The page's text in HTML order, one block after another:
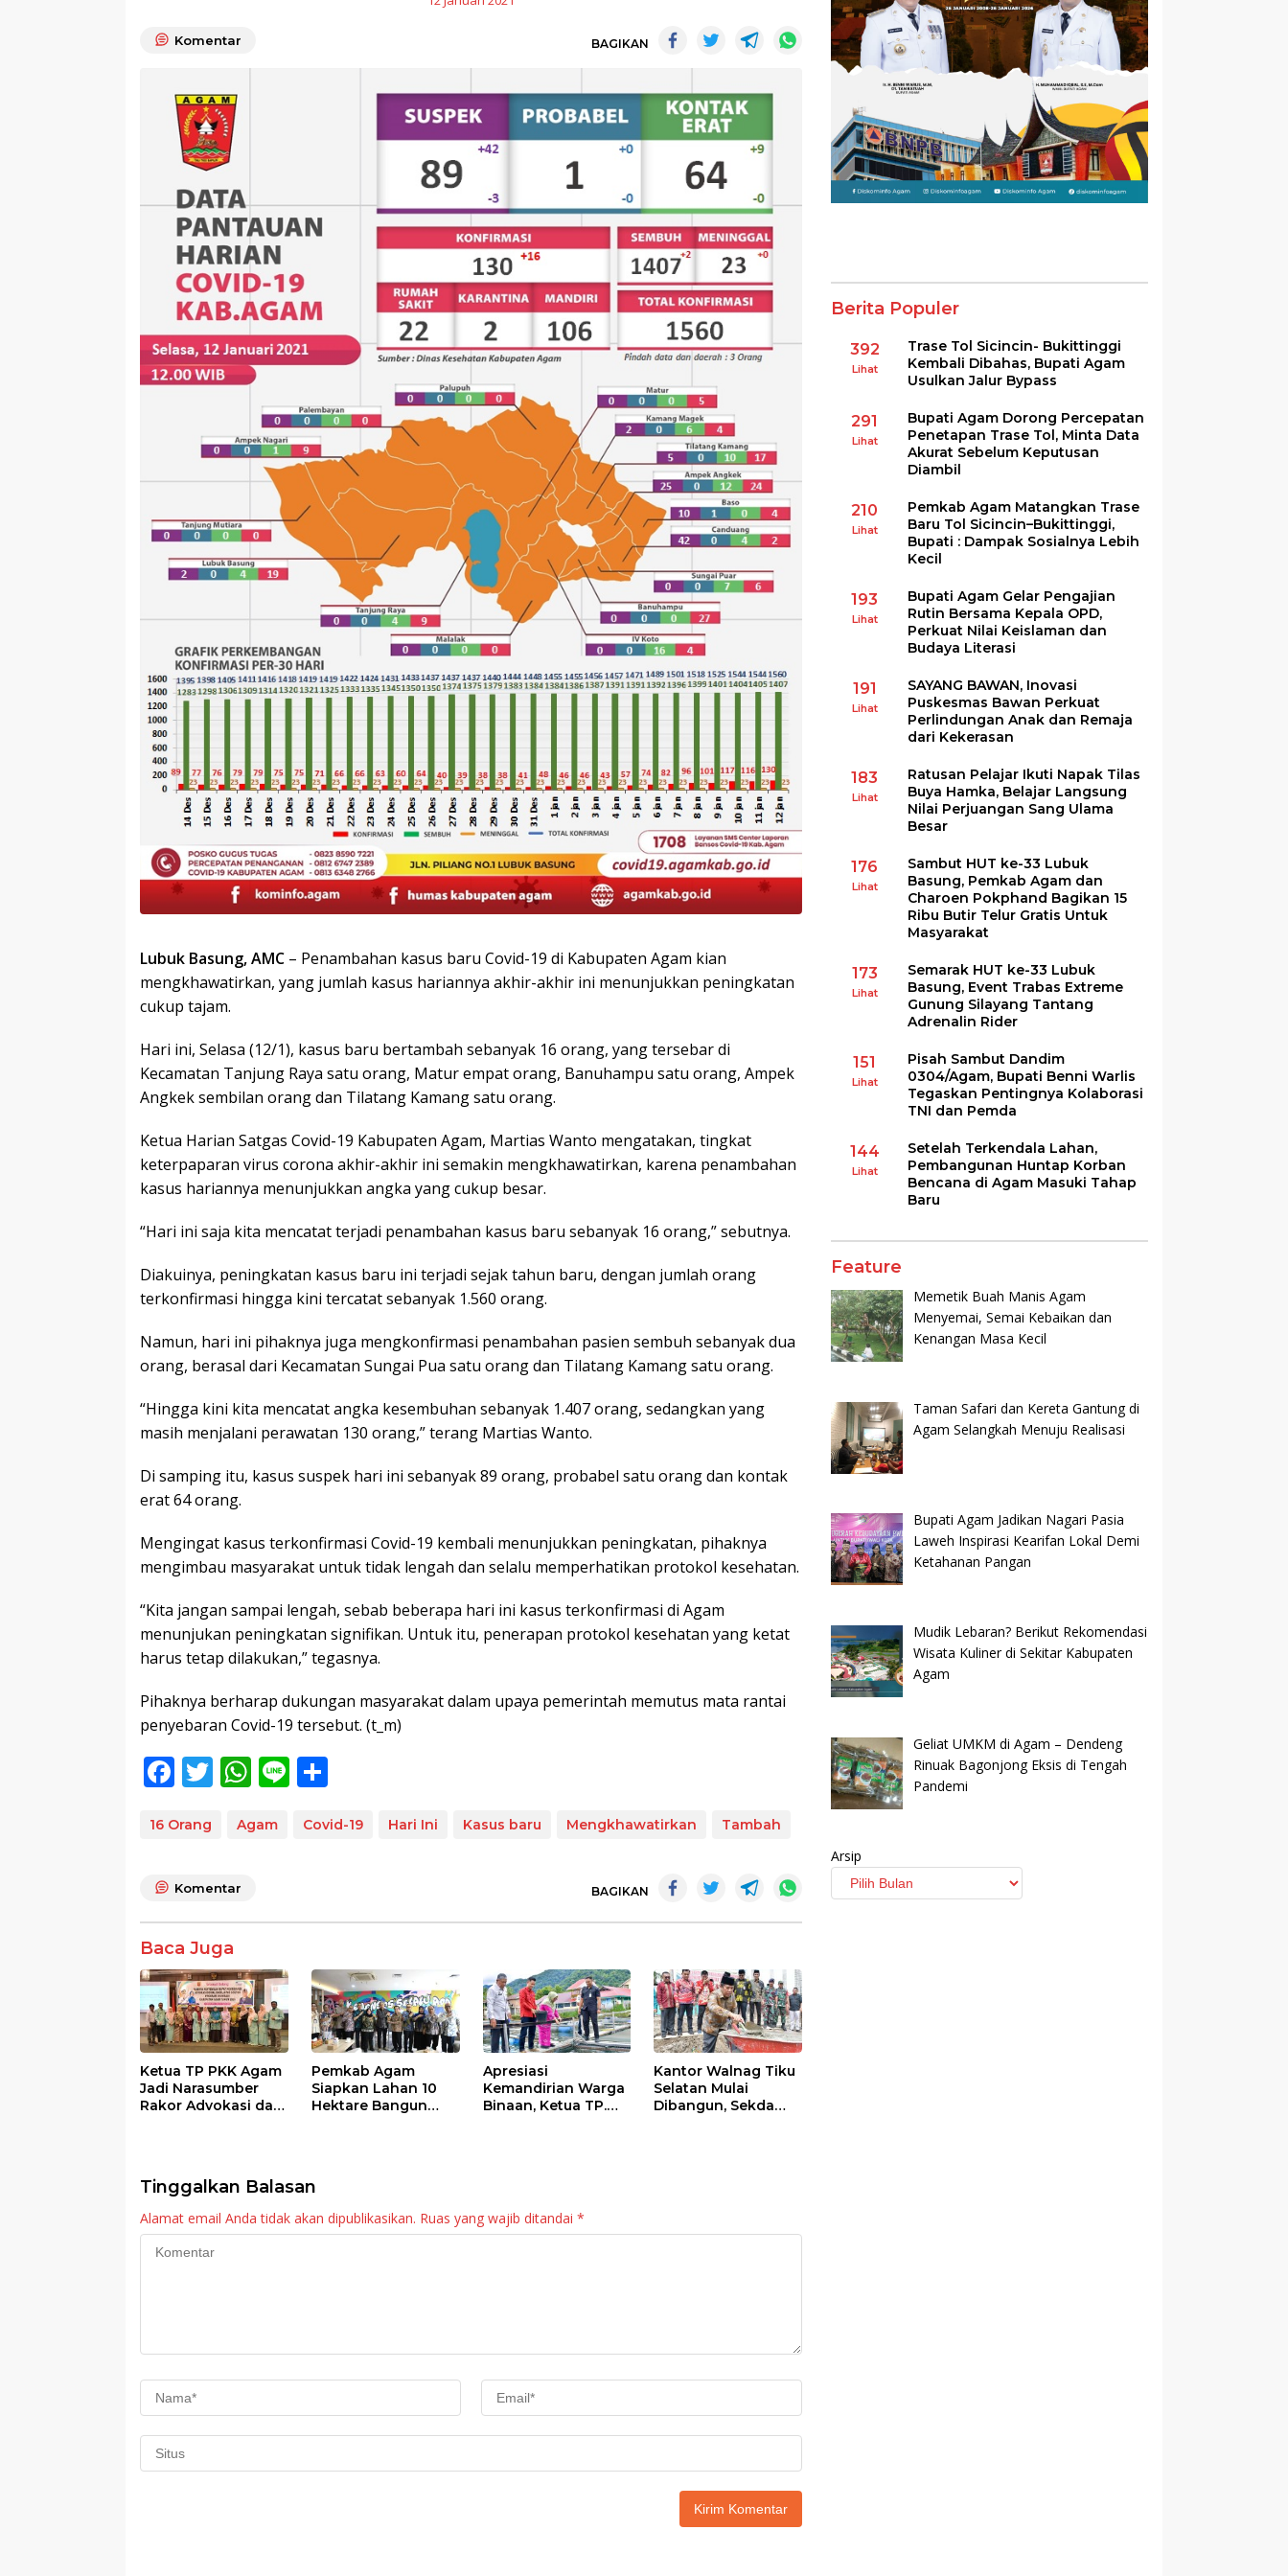
Komentar BAGIKAN
Lubuk Basung, AMC – Penambahan kasus baru Covid-19 di Kabupaten Agam kian
mengkhawatirkan, yang jumlah kasus hariannya akhir-akhir ini menunjukkan peningkatan
cukup tajam.
Hari ini, Selasa (12/1), kasus baru bertambah sebanyak 16 orang, yang tersebar di
Kecamatan Tanjung Raya satu orang, Matur empat orang, Banuhampu satu orang, Ampek
Angkek sembilan orang dan Tilatang Kamang satu orang.
Ketua Harian Satgas Covid-19 Kabupaten Agam, Martias Wanto mengatakan, tingkat
keterpaparan virus corona akhir-akhir ini semakin mengkhawatirkan, karena penambahan
kasus hariannya menunjukkan angka yang cukup besar.
“Hari ini saja kita mencatat terjadi penambahan kasus baru sebanyak 16 orang,” sebutnya.
Diakuinya, peningkatan kasus baru ini terjadi sejak tahun baru, dengan jumlah orang
terkonfirmasi hingga kini tercatat sebanyak 1.560 orang.
Namun, hari ini pihaknya juga mengkonfirmasi penambahan pasien sembuh sebanyak dua
orang, berasal dari Kecamatan Sungai Pua satu orang dan Tilatang Kamang satu orang.
“Hingga kini kita mencatat angka kesembuhan sebanyak 1.407 orang, sedangkan yang
masih menjalani perawatan 130 orang,” terang Martias Wanto.
Di samping itu, kasus suspek hari ini sebanyak 89 orang, probabel satu orang dan kontak
erat 64 orang.
Mengingat kasus terkonfirmasi Covid-19 kembali menunjukkan peningkatan, pihaknya
mengimbau masyarakat untuk tidak lengah dan selalu memperhatikan protokol kesehatan.
“Kita jangan sampai lengah, sebab beberapa hari ini kasus terkonfirmasi di Agam
menunjukan peningkatan signifikan. Untuk itu, penerapan protokol kesehatan yang ketat
harus tetap dilakukan,” tegasnya.
Pihaknya berharap dukungan masyarakat dalam upaya pemerintah memutus mata rantai
penyebaran Covid-19 tersebut. (t_m)
F
e
o
o
k
T
itt
W
at
p
Li
e ar
16 Orang Agam Covid-19 Hari Ini Kasus baru Mengkhawatirkan Tambah
Komentar BAGIKAN
Baca Juga
Ketua TP PKK Agam
Jadi Narasumber
Rakor Advokasi dan
Pemkab Agam
Siapkan Lahan 10
Hektare Bangun
Apresiasi
Kemandirian Warga
Binaan, Ketua TP.
Kantor Walnag Tiku
Selatan Mulai
Dibangun, Sekda
Tinggalkan Balasan
Alamat email Anda tidak akan dipublikasikan. Ruas yang wajib ditandai *
Berita Populer
392
Lihat
Trase Tol Sicincin- Bukittinggi
Kembali Dibahas, Bupati Agam
Usulkan Jalur Bypass
291
Lihat
Bupati Agam Dorong Percepatan
Penetapan Trase Tol, Minta Data
Akurat Sebelum Keputusan
Diambil
210
Lihat
Pemkab Agam Matangkan Trase
Baru Tol Sicincin–Bukittinggi,
Bupati : Dampak Sosialnya Lebih
Kecil
193
Lihat
Bupati Agam Gelar Pengajian
Rutin Bersama Kepala OPD,
Perkuat Nilai Keislaman dan
Budaya Literasi
191
Lihat
SAYANG BAWAN, Inovasi
Puskesmas Bawan Perkuat
Perlindungan Anak dan Remaja
dari Kekerasan
183
Lihat
Ratusan Pelajar Ikuti Napak Tilas
Buya Hamka, Belajar Langsung
Nilai Perjuangan Sang Ulama
Besar
176
Lihat
Sambut HUT ke-33 Lubuk
Basung, Pemkab Agam dan
Charoen Pokphand Bagikan 15
Ribu Butir Telur Gratis Untuk
Masyarakat
173
Lihat
Semarak HUT ke-33 Lubuk
Basung, Event Trabas Extreme
Gunung Silayang Tantang
Adrenalin Rider
151
Lihat
Pisah Sambut Dandim
0304/Agam, Bupati Benni Warlis
Tegaskan Pentingnya Kolaborasi
TNI dan Pemda
144
Lihat
Setelah Terkendala Lahan,
Pembangunan Huntap Korban
Bencana di Agam Masuki Tahap
Baru
Feature
Memetik Buah Manis Agam
Menyemai, Semai Kebaikan dan
Kenangan Masa Kecil
Taman Safari dan Kereta Gantung di
Agam Selangkah Menuju Realisasi
Bupati Agam Jadikan Nagari Pasia
Laweh Inspirasi Kearifan Lokal Demi
Ketahanan Pangan
Mudik Lebaran? Berikut Rekomendasi
Wisata Kuliner di Sekitar Kabupaten
Agam
Geliat UMKM di Agam – Dendeng
Rinuak Bagonjong Eksis di Tengah
Pandemi
Arsip